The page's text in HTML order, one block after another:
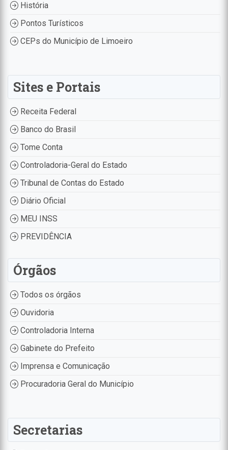
História
Pontos Turísticos
CEPs do Município de Limoeiro
Sites e Portais
Receita Federal
Banco do Brasil
Tome Conta
Controladoria-Geral do Estado
Tribunal de Contas do Estado
Diário Oficial
MEU INSS
PREVIDÊNCIA
Órgãos
Todos os órgãos
Ouvidoria
Controladoria Interna
Gabinete do Prefeito
Imprensa e Comunicação
Procuradoria Geral do Município
Secretarias